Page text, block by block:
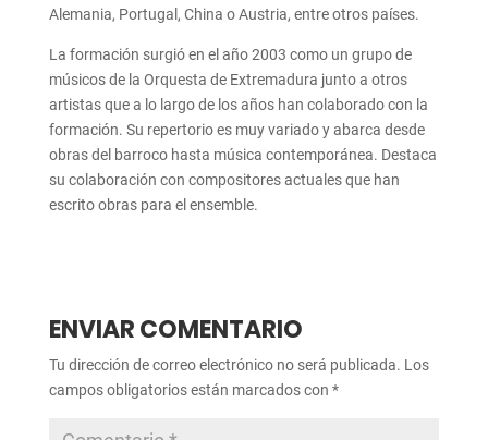
Alemania, Portugal, China o Austria, entre otros países.
La formación surgió en el año 2003 como un grupo de
músicos de la Orquesta de Extremadura junto a otros
artistas que a lo largo de los años han colaborado con la
formación. Su repertorio es muy variado y abarca desde
obras del barroco hasta música contemporánea. Destaca
su colaboración con compositores actuales que han
escrito obras para el ensemble.
ENVIAR COMENTARIO
Tu dirección de correo electrónico no será publicada. Los
campos obligatorios están marcados con *